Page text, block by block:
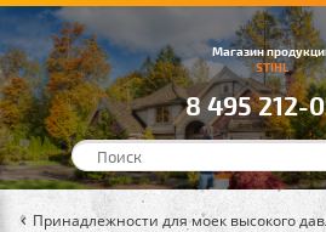
Магазин
STIHL
8 495 212-
Принадлежности для моек высокого